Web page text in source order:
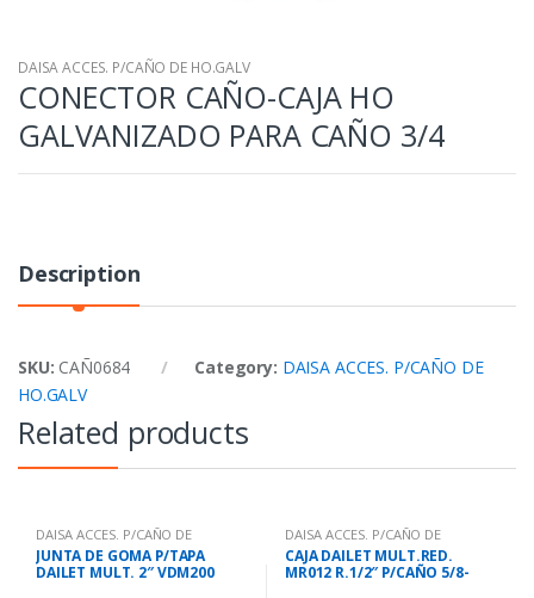
DAISA ACCES. P/CAÑO DE HO.GALV
CONECTOR CAÑO-CAJA HO
GALVANIZADO PARA CAÑO 3/4
Description
SKU: CAÑ0684 Category: DAISA ACCES. P/CAÑO DE
HO.GALV
Related products
DAISA ACCES. P/CAÑO DE
HO.GALV
JUNTA DE GOMA P/TAPA
DAILET MULT. 2″ VDM200
DAISA ACCES. P/CAÑO DE
HO.GALV
CAJA DAILET MULT.RED.
MR012 R.1/2″ P/CAÑO 5/8-